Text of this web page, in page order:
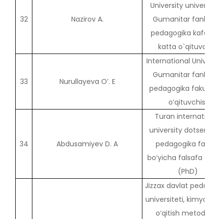
32 Nazirov A.
University
Gumanitar fanlar
pedagogika
katta o`qituvchisi
33 Nurullayeva O’. E
International
Gumanitar fanlar
pedagogika
o’qituvchisi
34 Abdusamiyev D. A
Turan international
university dotsent
pedagogika fanlari
bo’yicha falsafa
(PhD)
Jizzax davlat
universiteti, kimyo va
o‘qitish metodikasi